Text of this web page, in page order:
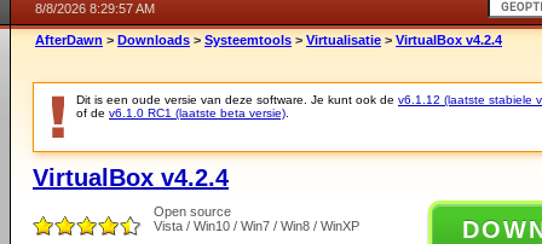
8/8/2026 8:29:57 AM
AfterDawn > Downloads > Systeemtools > Virtualisatie > VirtualBox v4.2.4
Dit is een oude versie van deze software. Je kunt ook de v6.1.12 (laatste stabiele
of de v6.1.0 RC1 (laatste beta versie)
VirtualBox v4.2.4
Open source
Vista / Win10 / Win7 / Win8 / WinXP